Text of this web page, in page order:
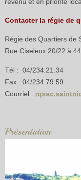
Contacter la régie de
Régie des Quartiers de
Rue Ciseleux 20/22 à
Tél : 04/234.21.34
Fax : 04/234.79.59
Courriel :
Présentation